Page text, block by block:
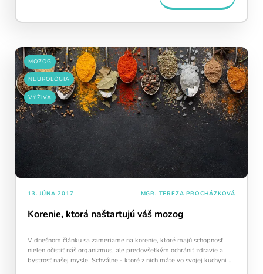
MOZOG
NEUROLÓGIA
VÝŽIVA
13. JÚNA 2017 MGR. TEREZA PROCHÁZKOVÁ
Korenie, ktorá naštartujú váš mozog
V dnešnom článku sa zameriame na korenie, ktoré majú schopnosť
nielen očistiť náš organizmus, ale predovšetkým ochrániť zdravie a
bystrosť našej mysle. Schválne - ktoré z nich máte vo svojej kuchyni a